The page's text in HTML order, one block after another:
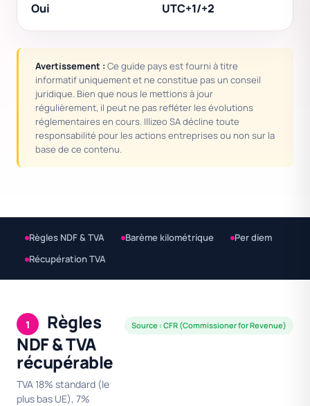
Oui UTC+1/+2
Avertissement : Ce guide pays est fourni à titre
informatif uniquement et ne constitue pas un conseil
juridique. Bien que nous le mettions à jour
régulièrement, il peut ne pas refléter les évolutions
réglementaires en cours. Illizeo SA décline toute
responsabilité pour les actions entreprises ou non sur la
base de ce contenu.
Règles NDF & TVA Barème kilométrique
Per diem
Récupération TVA
1
Règles
NDF & TVA
récupérable
TVA 18% standard (le
plus bas UE), 7%
Source : CFR (Commissioner for Revenue)